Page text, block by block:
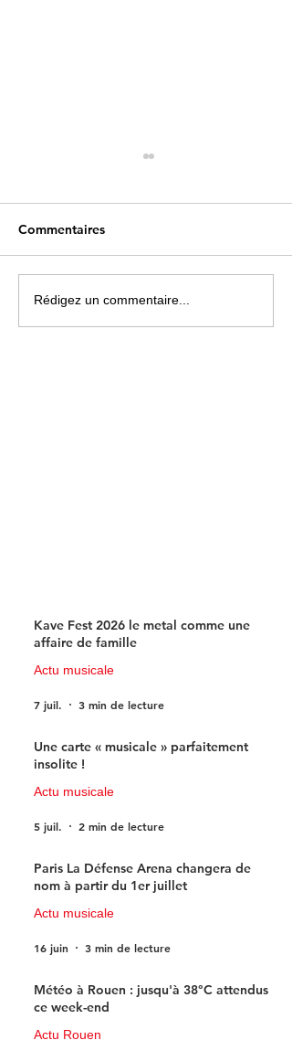
PODCAST : Jeunes et
migration
Commentaires
Rédigez un commentaire...
Kave Fest 2026 le metal comme une
affaire de famille
Actu musicale
7 juil. 3 min de lecture
Une carte « musicale » parfaitement
insolite !
Actu musicale
5 juil. 2 min de lecture
Paris La Défense Arena changera de
nom à partir du 1er juillet
Actu musicale
16 juin 3 min de lecture
Météo à Rouen : jusqu'à 38°C attendus
ce week-end
Actu Rouen